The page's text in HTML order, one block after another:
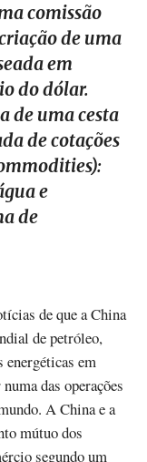
comissão
de uma
em
do dólar.
de uma cesta
de cotações
):
e
de
de que a China
de petróleo,
energéticas em
das operações
A China e a
mútuo dos
segundo um